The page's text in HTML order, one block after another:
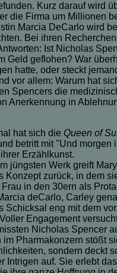
Kurz darauf wird
die Firma um Millionen
Marcia DeCarlo wird
Bei ihren
Ist Nicholas
Geld geflohen? War
hatte, oder steckt
vor allem: Warum hat
Spencers die
Anerkennung in
hat sich die Queen of
betritt mit "Und morgen
Erzählkunst.
jüngsten Werk greift
Konzept zurück, in dem
in den 30ern als
deCarlo, Carley
Schicksal eng mit dem
Engagement
Nicholas Spencer
im Pharmakonzern stößt
sondern deckt
Intrigen auf. Sie erlebt